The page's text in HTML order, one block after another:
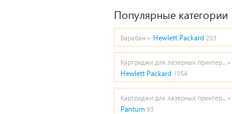
Популярные категории
Барабан » Hewlett Packard 203
Картриджи для лазерных принтер... »
Hewlett Packard 1054
Картриджи для лазерных принтер... »
Pantum 93